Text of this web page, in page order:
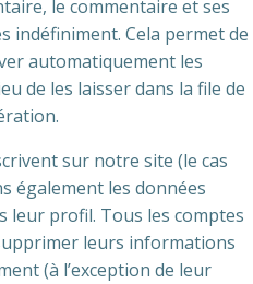
le commentaire et ses
indéfiniment. Cela permet de
automatiquement les
de les laisser dans la file de
sur notre site (le cas
également les données
leur profil. Tous les comptes
leurs informations
(à l’exception de leur